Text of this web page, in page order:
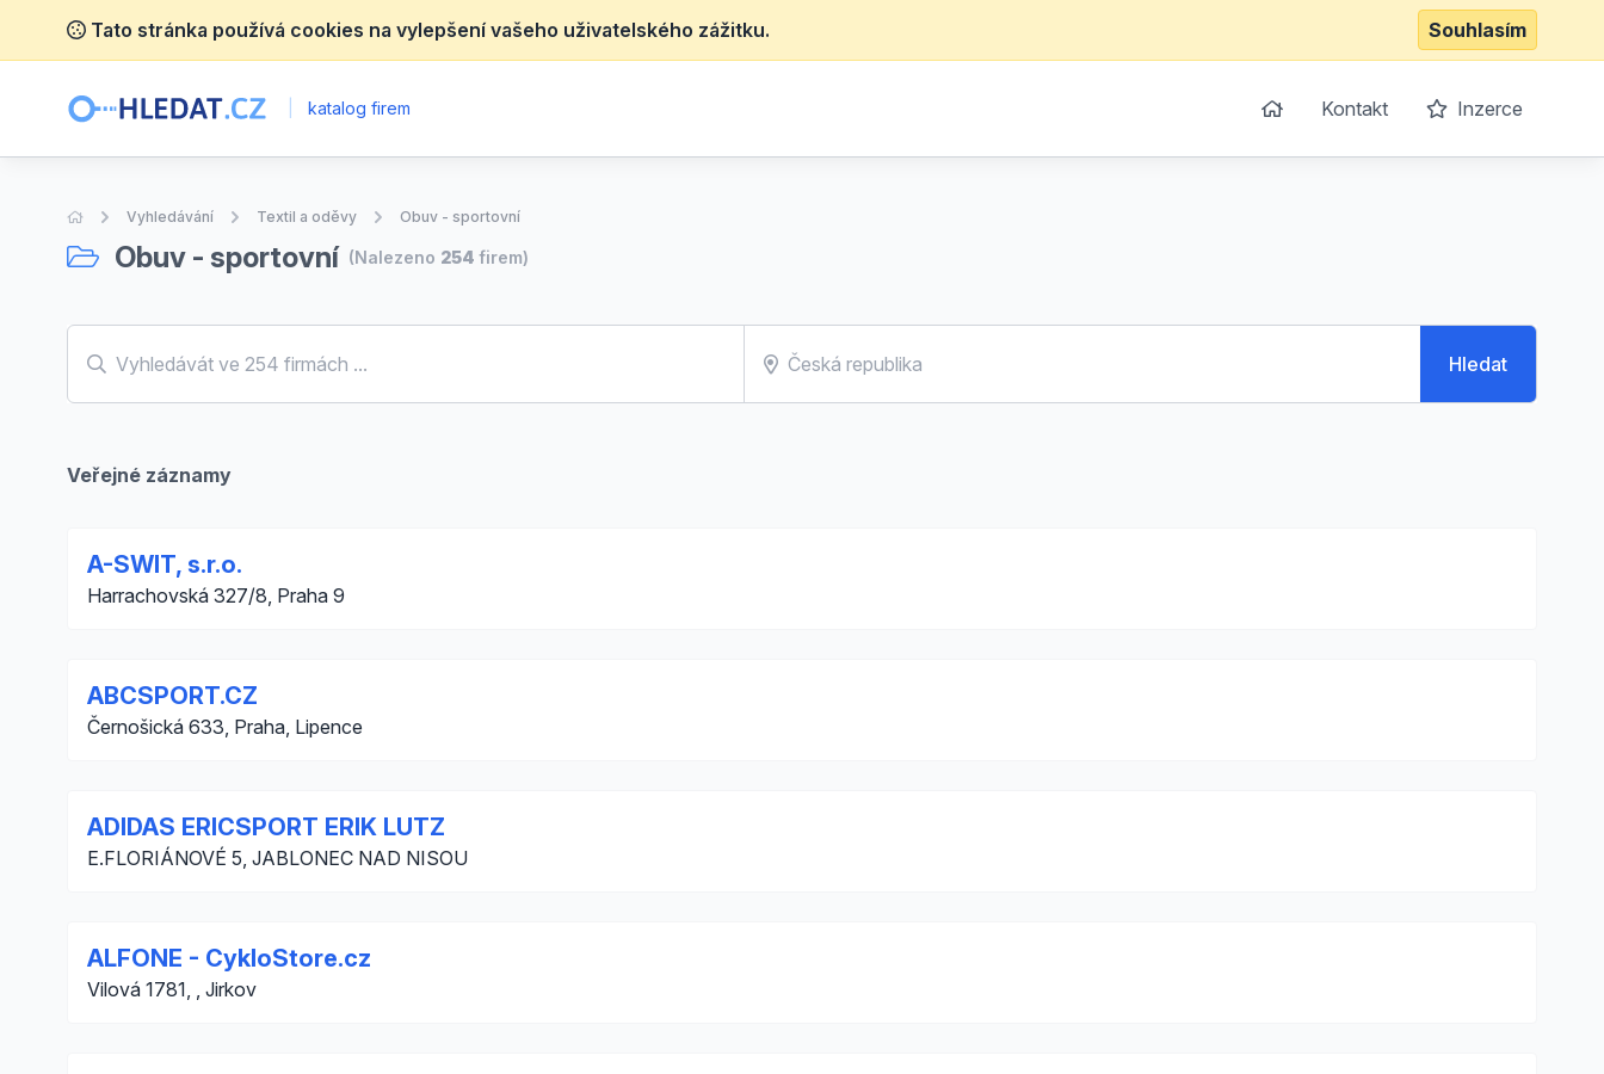
Tato stránka používá cookies na vylepšení vašeho uživatelského zážitku. Souhlasím
katalog firem Kontakt Inzerce
Úvodní stránka
Vyhledávání Textil a oděvy Obuv - sportovní
Obuv - sportovní (Nalezeno 254 firem)
Hledat
Veřejné záznamy
A-SWIT, s.r.o.
Harrachovská 327/8, Praha 9
ABCSPORT.CZ
Černošická 633, Praha, Lipence
ADIDAS ERICSPORT ERIK LUTZ
E.FLORIÁNOVÉ 5, JABLONEC NAD NISOU
ALFONE - CykloStore.cz
Vilová 1781, , Jirkov